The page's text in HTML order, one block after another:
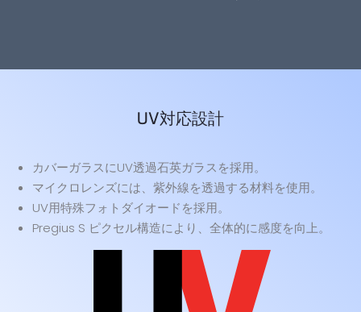
UV対応設計
カバーガラスにUV透過石英ガラスを採用。
マイクロレンズには、紫外線を透過する材料を使用。
UV用特殊フォトダイオードを採用。
Pregius S ピクセル構造により、全体的に感度を向上。